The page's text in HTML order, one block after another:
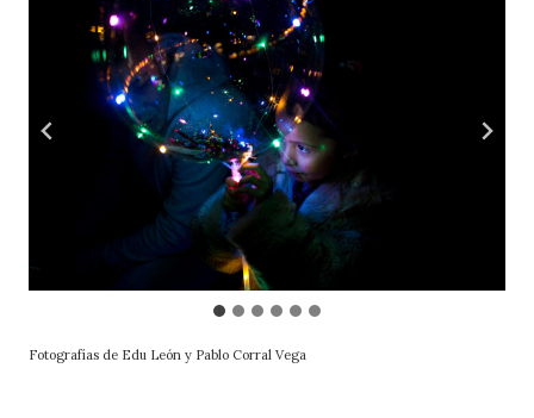
Fotografías de Edu León y Pablo Corral Vega